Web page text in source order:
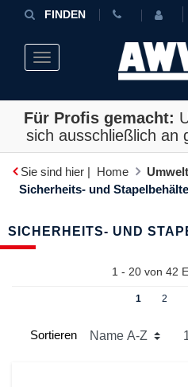
FINDEN
Toggle navigation
Für Profis gemacht:
sich ausschließlich an
Sie sind hier | Home
Umwelt
Sicherheits- und
SICHERHEITS- UND
1 - 20 von 42
1 2
Sortieren